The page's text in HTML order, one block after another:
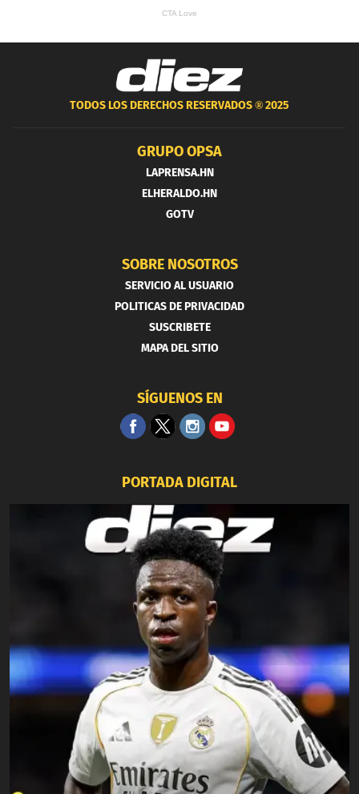
TODOS LOS DERECHOS RESERVADOS ®2025
GRUPO OPSA
LAPRENSA.HN
ELHERALDO.HN
GOTV
SOBRE NOSOTROS
SERVICIO AL USUARIO
POLITICAS DE PRIVACIDAD
SUSCRIBETE
MAPA DEL SITIO
SÍGUENOS EN
PORTADA DIGITAL